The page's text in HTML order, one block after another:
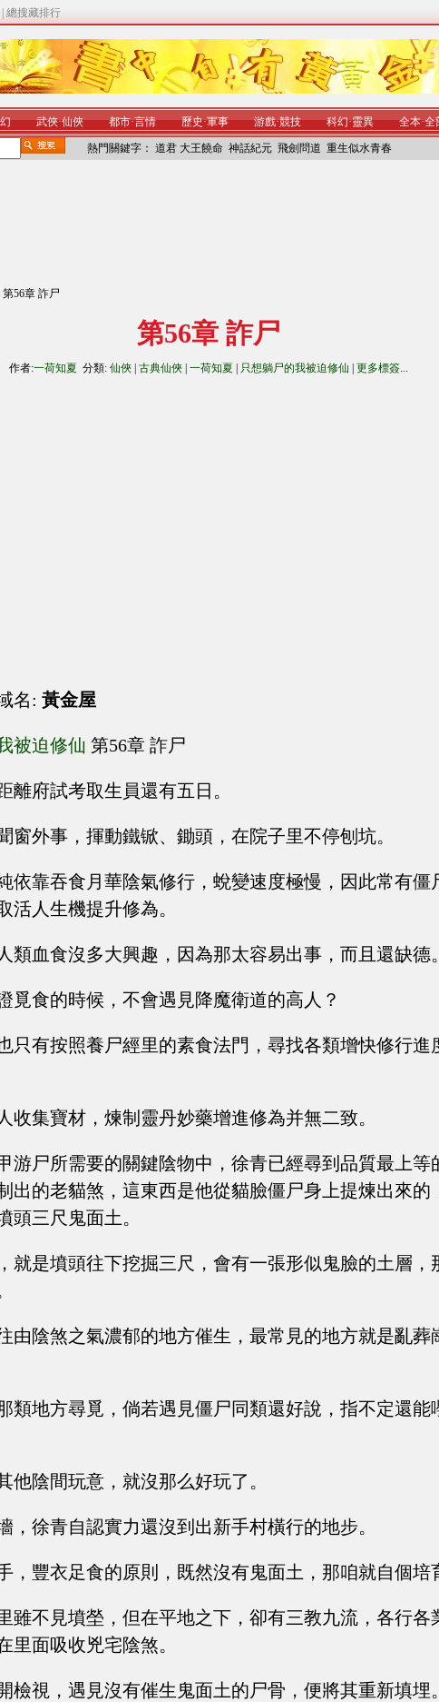
總搜藏排行
武俠·仙俠 都市·言情 歷史·軍事 游戲·競技 科幻·靈異 全本·全
熱門關鍵字： 道君 大王饒命 神話紀元 飛劍問道 重生似水青春
第56章 詐尸
第56章 詐尸
作者:一荷知夏 分類: 仙俠 古典仙俠 一荷知夏 只想躺尸的我被迫修仙 更多標簽...
名: 黃金屋
被迫修仙 第56章 詐尸
離府試考取生員還有五日。
窗外事，揮動鐵锨、鋤頭，在院子里不停刨坑。
依靠吞食月華陰氣修行，蛻變速度極慢，因此常有僵
活人生機提升修為。
類血食沒多大興趣，因為那太容易出事，而且還缺德。
覓食的時候，不會遇見降魔衛道的高人？
只有按照養尸經里的素食法門，尋找各類增快修行進
收集寶材，煉制靈丹妙藥增進修為并無二致。
游尸所需要的關鍵陰物中，徐青已經尋到品質最上等
出的老貓煞，這東西是他從貓臉僵尸身上提煉出來的
頭三尺鬼面土。
就是墳頭往下挖掘三尺，會有一張形似鬼臉的土層，
由陰煞之氣濃郁的地方催生，最常見的地方就是亂葬
類地方尋覓，倘若遇見僵尸同類還好說，指不定還能
他陰間玩意，就沒那么好玩了。
，徐青自認實力還沒到出新手村橫行的地步。
，豐衣足食的原則，既然沒有鬼面土，那咱就自個培
雖不見墳塋，但在平地之下，卻有三教九流，各行各
里面吸收兇宅陰煞。
檢視，遇見沒有催生鬼面土的尸骨，便將其重新填埋。